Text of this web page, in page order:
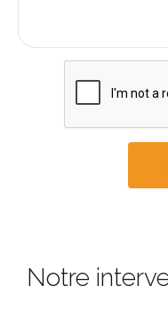
Notre